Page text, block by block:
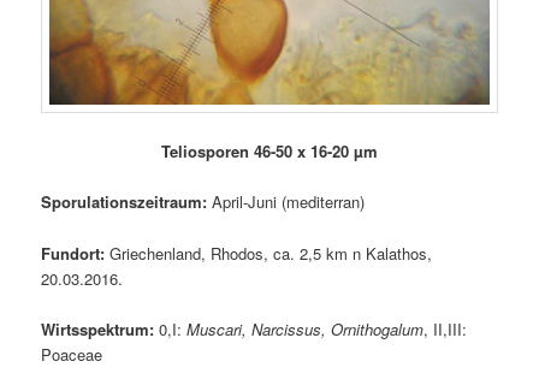
Teliosporen 46-50 x 16-20 µm
Sporulationszeitraum: April-Juni (mediterran)
Fundort: Griechenland, Rhodos, ca. 2,5 km n Kalathos,
20.03.2016.
Wirtsspektrum:0,I:Muscari, Narcissus, Ornithogalum, II,III:
Poaceae